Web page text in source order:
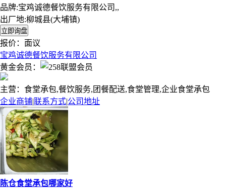
品牌:宝鸡诚德餐饮服务有限公司,,
出厂地:柳城县(大埔镇)
报价： 面议
宝鸡诚德餐饮服务有限公司
黄金会员：
主营：食堂承包,餐饮服务,团餐配送,食堂管理,企业食堂承包
企业商铺|联系方式|公司地址
陈仓食堂承包哪家好